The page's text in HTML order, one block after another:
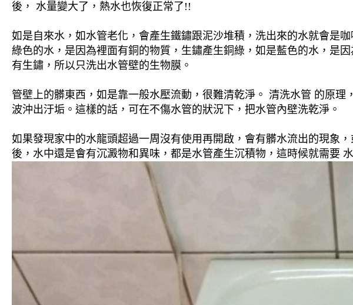
後， 水量變大了，熱水也恢復正常了!!
如是自來水，如水管老化，會產生鐵鏽跟泥沙堆積，洗出來的水就會是
綠色的水，是因為裡面有銅的物質，生鏽產生銅綠，如是藍色的水，是
有生鏽，所以只洗出水管壁的生物膜。
管壁上的髒東西，如是靠一般水壓流動，很難清乾淨。 清洗水管 的原
波沖出汙垢。這樣的話，可在不傷水管的狀況下，把水管內壁洗乾淨。
如果發現家中的水龍頭超過一周沒有使用再開啟，會有髒水流出的現象
後，水中還是會有沉澱物和異味，都是水管產生沉積物，這時候就需要